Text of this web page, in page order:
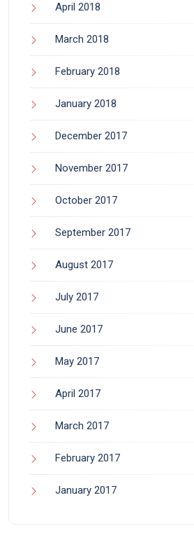
April 2018
March 2018
February 2018
January 2018
December 2017
November 2017
October 2017
September 2017
August 2017
July 2017
June 2017
May 2017
April 2017
March 2017
February 2017
January 2017